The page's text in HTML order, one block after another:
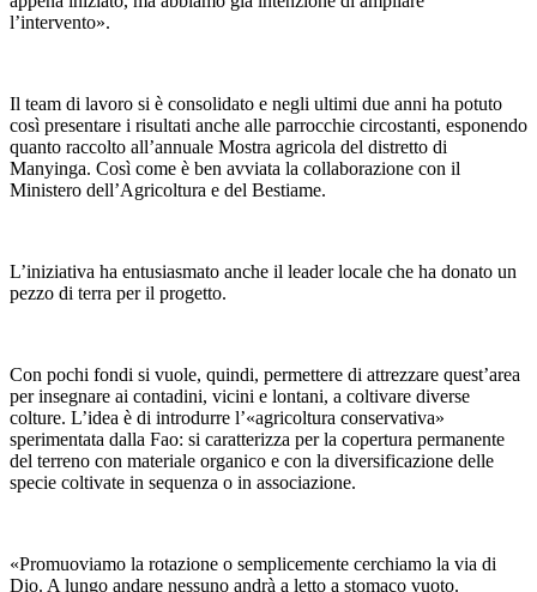
l’intervento».
Il team di lavoro si è consolidato e negli ultimi due anni ha potuto
così presentare i risultati anche alle parrocchie circostanti, esponendo
quanto raccolto all’annuale Mostra agricola del distretto di
Manyinga. Così come è ben avviata la collaborazione con il
Ministero dell’Agricoltura e del Bestiame.
L’iniziativa ha entusiasmato anche il leader locale che ha donato un
pezzo di terra per il progetto.
Con pochi fondi si vuole, quindi, permettere di attrezzare quest’area
per insegnare ai contadini, vicini e lontani, a coltivare diverse
colture. L’idea è di introdurre l’«agricoltura conservativa»
sperimentata dalla Fao: si caratterizza per la copertura permanente
del terreno con materiale organico e con la diversificazione delle
specie coltivate in sequenza o in associazione.
«Promuoviamo la rotazione o semplicemente cerchiamo la via di
Dio. A lungo andare nessuno andrà a letto a stomaco vuoto.